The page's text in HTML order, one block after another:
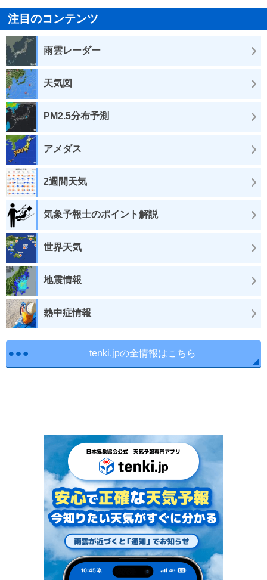
注目のコンテンツ
雨雲レーダー
天気図
PM2.5分布予測
アメダス
2週間天気
気象予報士のポイント解説
世界天気
地震情報
熱中症情報
tenki.jpの全情報はこちら